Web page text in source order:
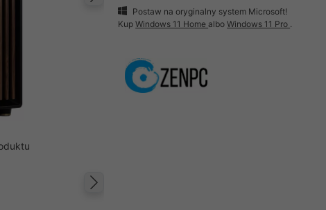
Następny
Postaw na oryginalny system Microsoft!
KupWindows 11 HomealboWindows 11 Pro .